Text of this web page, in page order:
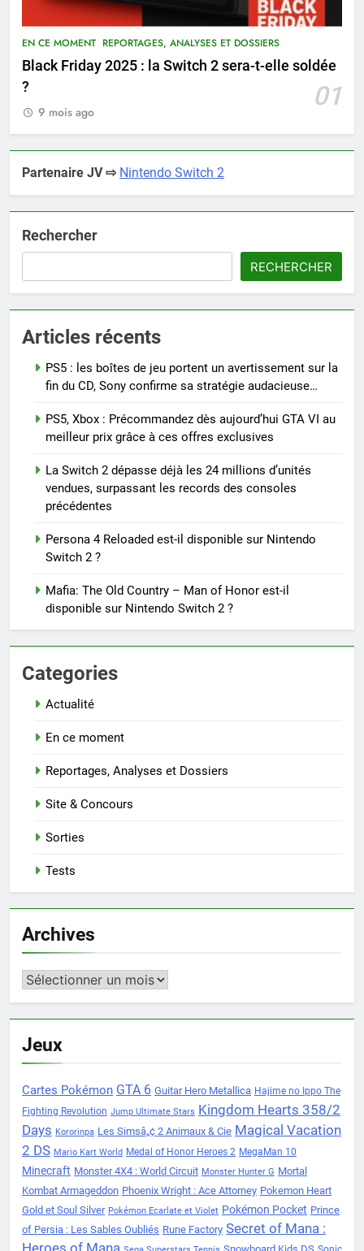
EN CE MOMENT REPORTAGES, ANALYSES ET DOSSIERS
Black Friday 2025 : la Switch 2 sera-t-elle soldée
?
01
9 mois ago
Partenaire JV ⇨ Nintendo Switch 2
Rechercher
RECHERCHER
Articles récents
PS5 : les boîtes de jeu portent un avertissement sur la
fin du CD, Sony confirme sa stratégie audacieuse…
PS5, Xbox : Précommandez dès aujourd’hui GTA VI au
meilleur prix grâce à ces offres exclusives
La Switch 2 dépasse déjà les 24 millions d’unités
vendues, surpassant les records des consoles
précédentes
Persona 4 Reloaded est-il disponible sur Nintendo
Switch 2 ?
Mafia: The Old Country – Man of Honor est-il
disponible sur Nintendo Switch 2 ?
Categories
Actualité
En ce moment
Reportages, Analyses et Dossiers
Site & Concours
Sorties
Tests
Archives
Archives
Jeux
Cartes Pokémon GTA 6 Guitar Hero Metallica Hajime no Ippo The
Fighting Revolution Jump Ultimate Stars Kingdom Hearts 358/2
Days Kororinpa Les Simsâ„¢ 2 Animaux & Cie Magical Vacation
2 DS Mario Kart World Medal of Honor Heroes 2 MegaMan 10
Minecraft Monster 4X4 : World Circuit Monster Hunter G Mortal
Kombat Armageddon Phoenix Wright : Ace Attorney Pokemon Heart
Gold et Soul Silver Pokémon Ecarlate et Violet Pokémon Pocket Prince
of Persia : Les Sables Oubliés Rune Factory Secret of Mana :